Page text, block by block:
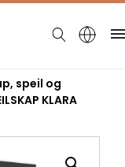
speil og
KLARA